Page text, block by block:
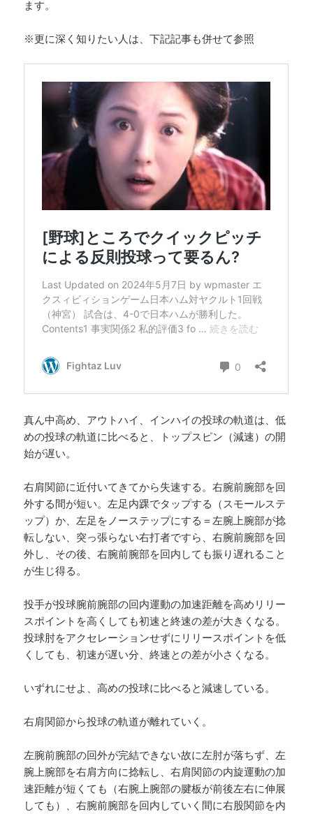
ます。
※更に深く知りたい人は、下記記事も併せて参照
真ん中高め、アウトハイ、インハイの投球の軌道は、低
めの投球の軌道に比べると、トップスピン（減速）の開
始が遅い。
右肩関節に近付いてきてから失速する。右腕前腕部を回
外する間が短い。左足内踝でタップする（スモールステ
ップ）か、左足をノーステップにする＝左腕上腕部が捻
転しない、突っ張らない右打者ですら、右腕前腕部を回
外し、その後、右腕前腕部を回内しても振り遅れること
が生じ得る。
投手が投球腕前腕部の回内運動の加速距離を高めリリー
スポイントを高くしても初速と終速の差が大きくなる。
投球肘をアクセレーションせずにリリースポイントを低
くしても、初速が遅い分、終速との差が小さくなる。
いずれにせよ、高めの投球に比べると減速している。
右肩関節から投球の軌道が離れていく。
左腕前腕部の回外が完結できない故に左肘が落ちず、左
腕上腕部を右肩方向に捻転し、右肩関節の内旋運動の加
速距離が短くても（右腕上腕部の腱板が前後左右に伸展
しても）、右腕前腕部を回内していく間に右股関節を内